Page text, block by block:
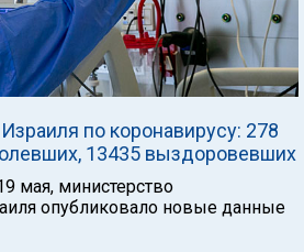
по коронавирусу: 278
13435 выздоровевших
мая, министерство
опубликовало новые данные